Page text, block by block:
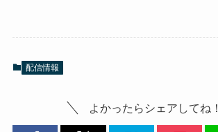
配信情報
よかったらシェアしてね！